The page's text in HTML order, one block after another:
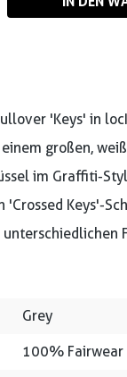
'Keys' in
großen,
im Graffiti-
'Crossed Keys'-
Grey
100% Fairwear